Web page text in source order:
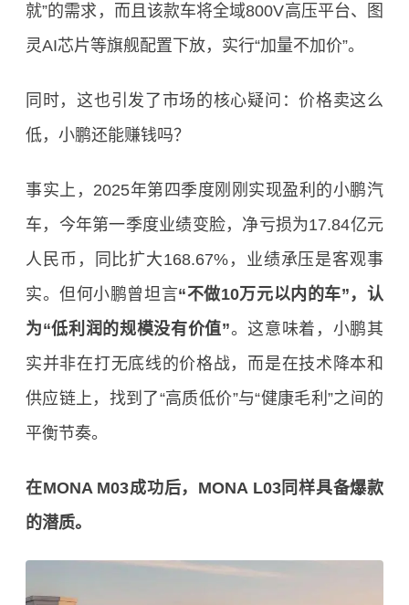
就”的需求，而且该款车将全域800V高压平台、图
灵AI芯片等旗舰配置下放，实行“加量不加价”。
同时，这也引发了市场的核心疑问：价格卖这么
低，小鹏还能赚钱吗？
事实上，2025年第四季度刚刚实现盈利的小鹏汽
车，今年第一季度业绩变脸，净亏损为17.84亿元
人民币，同比扩大168.67%，业绩承压是客观事
实。但何小鹏曾坦言“不做10万元以内的车”，认
为“低利润的规模没有价值”。这意味着，小鹏其
实并非在打无底线的价格战，而是在技术降本和
供应链上，找到了“高质低价”与“健康毛利”之间的
平衡节奏。
在MONA M03成功后，MONA L03同样具备爆款
的潜质。